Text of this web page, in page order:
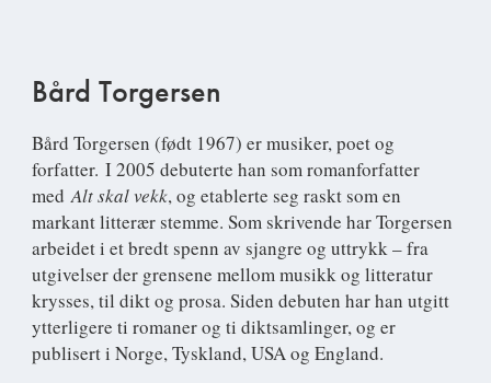
Bård Torgersen
Bård Torgersen (født 1967) er musiker, poet og
forfatter. I 2005 debuterte han som romanforfatter
medAlt skal vekk, og etablerte seg raskt som en
markant litterær stemme. Som skrivende har Torgersen
arbeidet i et bredt spenn av sjangre og uttrykk – fra
utgivelser der grensene mellom musikk og litteratur
krysses, til dikt og prosa. Siden debuten har han utgitt
ytterligere ti romaner og ti diktsamlinger, og er
publisert i Norge, Tyskland, USA og England.